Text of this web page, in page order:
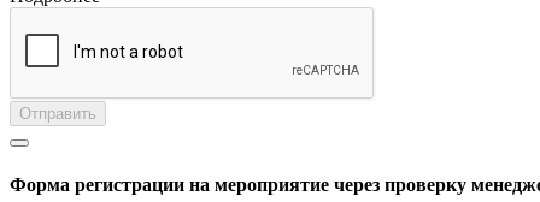
Отправить
Форма регистрации на мероприятие через проверку